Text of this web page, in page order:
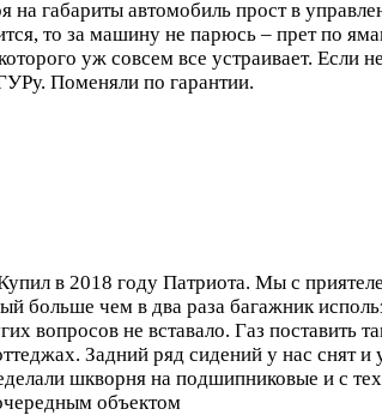
на габариты автомобиль прост в
то за машину не парюсь – прет по
уж совсем все устраивает.
Поменяли по гарантии.
в 2018 году Патриота. Мы с
больше чем в два раза багажник
вопросов не вставало. Газ поставить
Задний ряд сидений у нас снят
шкворня на подшипниковые и с
объектом